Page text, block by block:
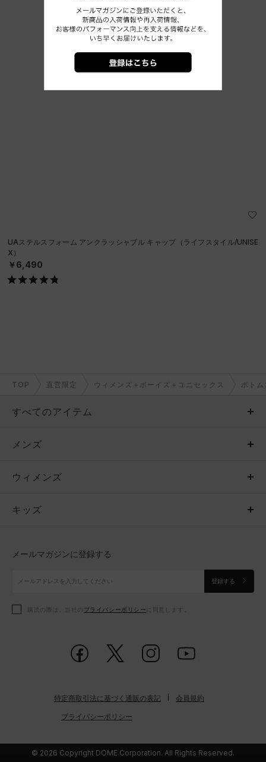
UAステルスフォーム アンクラッシャブル キャップ（ライフスタイル/UNISE
X）
￥6,490
TOP 直営限定 ウィメンズ＋ボーイズ＋ユニセックス ボトム
すべてのアイテム
メンズ
ウィメンズ
キッズ
アクセサリー
メンズ
トップス
ボトムス
アクセサリー
ウィメンズ
トップス
シューズ
アクセサリー
キッズ
シューズ
メールマガジンに登録する
登録する
購読の際は、当社の プライバシーポリシー に同意します。
特定商取引法に基づく通販の表記 会員規約
プライバシーポリシー
© 2026 Copyright DOME Corporation. All Rights Reserved.